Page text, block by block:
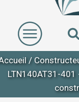
/
LTN140AT31-